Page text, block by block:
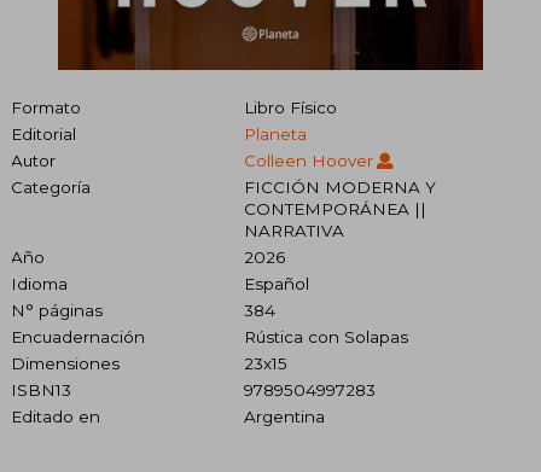
Formato
Libro Físico
Editorial
Planeta
Autor
Colleen Hoover
Categoría
FICCIÓN MODERNA Y
CONTEMPORÁNEA ||
NARRATIVA
Año
2026
Idioma
Español
N° páginas
384
Encuadernación
Rústica con Solapas
Dimensiones
23x15
ISBN13
9789504997283
Editado en
Argentina